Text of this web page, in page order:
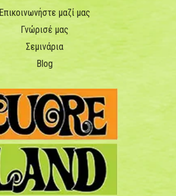
Επικοινωνήστε μαζί μας
Γνώρισέ μας
Σεμινάρια
Blog